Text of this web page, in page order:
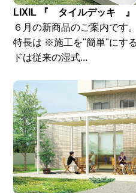
LIXIL 『 タイルデッキ
６月の新商品のご案内です
特長は ※施工を"簡単"にす
ドは従来の湿式...